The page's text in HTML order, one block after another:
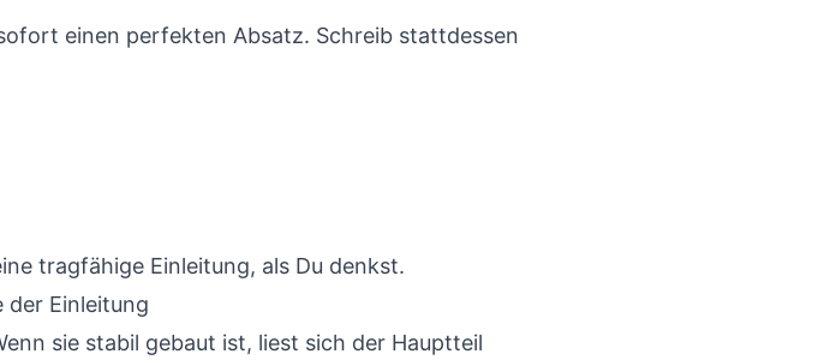
einen perfekten Absatz. Schreib stattdessen
tragfähige Einleitung, als Du denkst.
der Einleitung
sie stabil gebaut ist, liest sich der Hauptteil